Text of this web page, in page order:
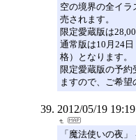
空の境界の全イ
売されます。
限定愛蔵版は
通常版は10月24
格）となります。
限定愛蔵版の予約
ますので、ご希望
2012/05/19
「魔法使いの夜